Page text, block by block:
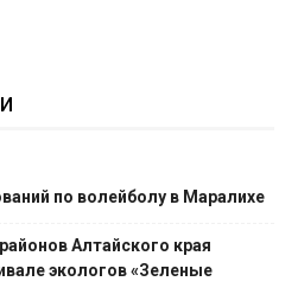
по волейболу в Маралихе
Алтайского края
экологов «Зеленые